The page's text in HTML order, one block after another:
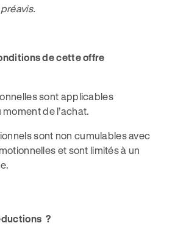
de cette offre
sont applicables
de l’achat.
sont non cumulables avec
et sont limités à un
?